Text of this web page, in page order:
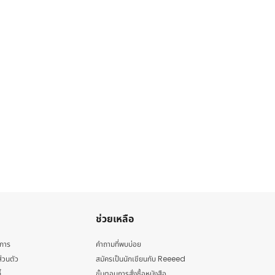
าร
วนตัว
ช่วยเหลือ
คำถามที่พบบ่อย
สมัครเป็นนักเขียนกับ Reeeed